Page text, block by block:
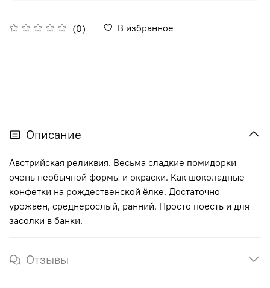
(0) В избранное
Описание
Австрийская реликвия. Весьма сладкие помидорки
очень необычной формы и окраски. Как шоколадные
конфетки на рождественской ёлке. Достаточно
урожаен, среднерослый, ранний. Просто поесть и для
засолки в банки.
Отзывы